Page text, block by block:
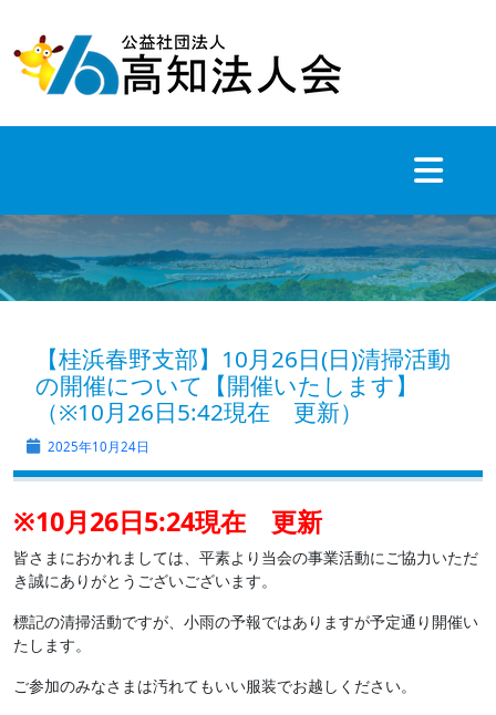
content
【桂浜春野支部】10月26日(日)清掃活動
の開催について【開催いたします】
（※10月26日5:42現在 更新）
2025年10月24日
※10月26日5:24現在 更新
皆さまにおかれましては、平素より当会の事業活動にご協力いただ
き誠にありがとうございございます。
標記の清掃活動ですが、小雨の予報ではありますが予定通り開催い
たします。
ご参加のみなさまは汚れてもいい服装でお越しください。